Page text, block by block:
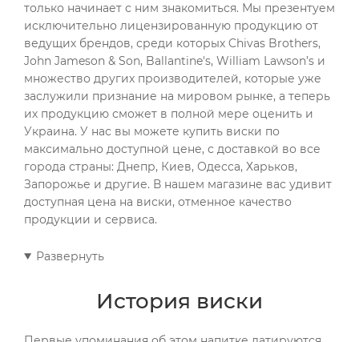
только начинает с ним знакомиться. Мы презентуем
исключительно лицензированную продукцию от
ведущих брендов, среди которых Chivas Brothers,
John Jameson & Son, Ballantine's, William Lawson’s и
множество других производителей, которые уже
заслужили признание на мировом рынке, а теперь
их продукцию сможет в полной мере оценить и
Украина. У нас вы можете купить виски по
максимально доступной цене, с доставкой во все
города страны: Днепр, Киев, Одесса, Харьков,
Запорожье и другие. В нашем магазине вас удивит
доступная цена на виски, отменное качество
продукции и сервиса.
Развернуть
История виски